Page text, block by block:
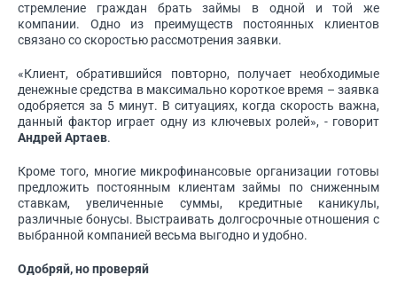
стремление граждан брать займы в одной и той же
компании. Одно из преимуществ постоянных клиентов
связано со скоростью рассмотрения заявки.
«Клиент, обратившийся повторно, получает необходимые
денежные средства в максимально короткое время – заявка
одобряется за 5 минут. В ситуациях, когда скорость важна,
данный фактор играет одну из ключевых ролей», - говорит
Андрей Артаев.
Кроме того, многие микрофинансовые организации готовы
предложить постоянным клиентам займы по сниженным
ставкам, увеличенные суммы, кредитные каникулы,
различные бонусы. Выстраивать долгосрочные отношения с
выбранной компанией весьма выгодно и удобно.
Одобряй, но проверяй